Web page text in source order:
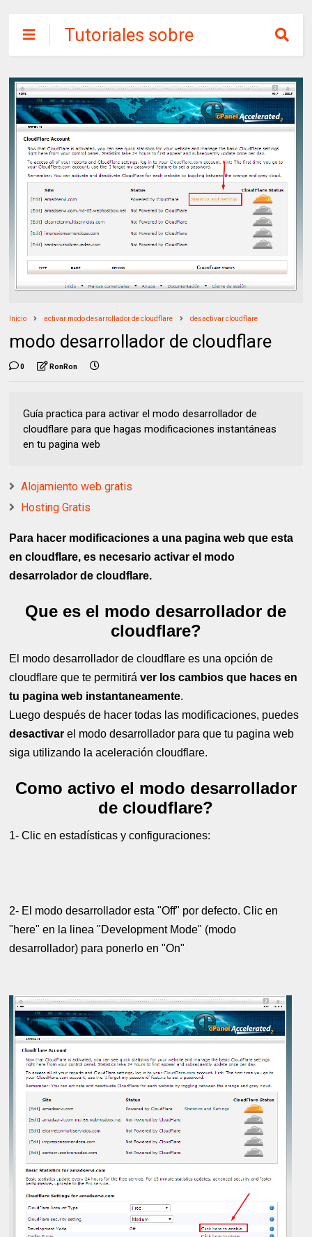
Tutoriales sobre
Dominio y
Hosting
Inicio activar modo desarrollador de cloudflare desactivar cloudflare
modo desarrollador de cloudflare
0 RonRon
Guía practica para activar el modo desarrollador de
cloudflare para que hagas modificaciones instantáneas
en tu pagina web
Alojamiento web gratis
Hosting Gratis
Para hacer modificaciones a una pagina web que esta
en cloudflare, es necesario activar el modo
desarrolador de cloudflare.
Que es el modo desarrollador de
cloudflare?
El modo desarrollador de cloudflare es una opción de
cloudflare que te permitiráver los cambios que haces en
tu pagina web instantaneamente.
Luego después de hacer todas las modificaciones, puedes
desactivarel modo desarrollador para que tu pagina web
siga utilizando la aceleración cloudflare.
Como activo el modo desarrollador
de cloudflare?
1- Clic en estadísticas y configuraciones:
2- El modo desarrollador esta "Off" por defecto. Clic en
"here" en la linea "Development Mode" (modo
desarrollador) para ponerlo en "On"